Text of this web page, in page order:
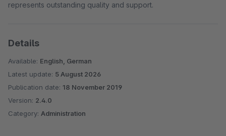
represents outstanding quality and support.
Details
Available: English, German
Latest update: 5 August 2026
Publication date: 18 November 2019
Version: 2.4.0
Category: Administration